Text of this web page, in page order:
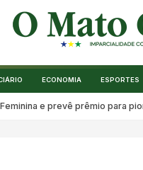
ECONOMIA ESPORTES
e prevê prêmio para